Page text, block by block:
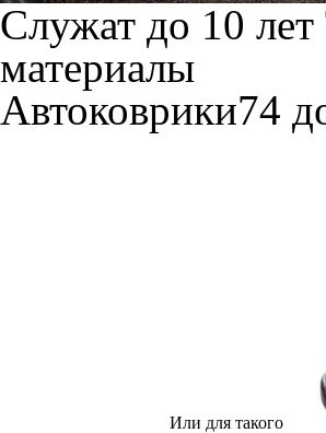
Служат до 10 лет
материалы
Автоковрики74
Или для такого